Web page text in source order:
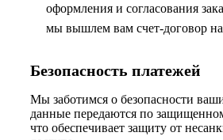
оформления и согласования
мы вышлем вам счет-договор на
Безопасность платежей
Мы заботимся о безопасности
данные передаются по
что обеспечивает защиту от